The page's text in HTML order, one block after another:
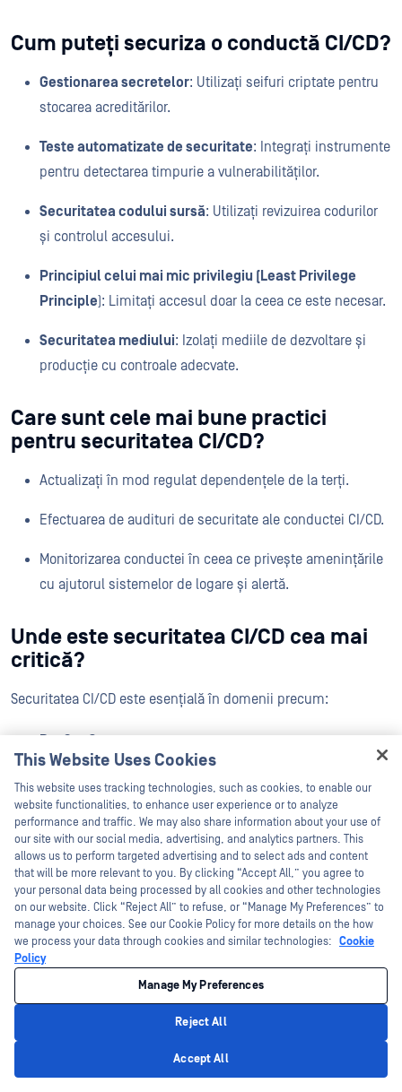
Cum puteți securiza o conductă CI/CD?
Gestionarea secretelor: Utilizați seifuri criptate pentru
stocarea acreditărilor.
Teste automatizate de securitate: Integrați instrumente
pentru detectarea timpurie a vulnerabilităților.
Securitatea codului sursă: Utilizați revizuirea codurilor
și controlul accesului.
Principiul celui mai mic privilegiu (Least Privilege
Principle): Limitați accesul doar la ceea ce este necesar.
Securitatea mediului: Izolați mediile de dezvoltare și
producție cu controale adecvate.
Care sunt cele mai bune practici
pentru securitatea CI/CD?
Actualizați în mod regulat dependențele de la terți.
Efectuarea de audituri de securitate ale conductei CI/CD.
Monitorizarea conductei în ceea ce privește amenințările
cu ajutorul sistemelor de logare și alertă.
Unde este securitatea CI/CD cea mai
critică?
Securitatea CI/CD este esențială în domenii precum:
DevSecOps
Testarea securității aplicațiilor
Container Securitate
Infrastructura ca cod (IaC)
Conformitate și guvernanță
Securitatea Supply Chain
Patch Management
Securitatea microserviciilor
This Website Uses Cookies
This website uses tracking technologies, such as cookies, to enable our
website functionalities, to enhance user experience or to analyze
performance and traffic. We may also share information about your use of
our site with our social media, advertising, and analytics partners. This
allows us to perform targeted advertising and to select ads and content
that will be more relevant to you. By clicking “Accept All,” you agree to
your personal data being processed by all cookies and other technologies
on our website. Click “Reject All” to refuse, or “Manage My Preferences” to
manage your choices. See our Cookie Policy for more details on the how
we process your data through cookies and similar technologies: Cookie
Policy
Manage My Preferences
Reject All
Accept All
Hey there!
I'm Ozzy, your OPSWAT virtual assistant.
How can I help you secure what's critical
today?